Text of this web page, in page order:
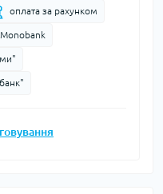
оплата за рахунком